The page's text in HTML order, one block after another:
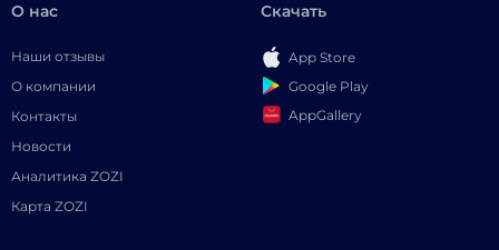
О нас
Наши отзывы
О компании
Контакты
Новости
Аналитика ZOZI
Карта ZOZI
Скачать
App Store
Google Play
AppGallery